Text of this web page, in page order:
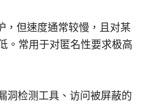
，但速度通常较慢，且对某
。常用于对匿名性要求极高
洞检测工具、访问被屏蔽的